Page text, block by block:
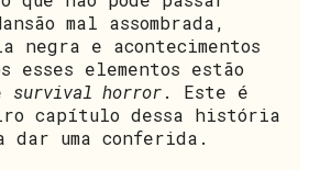
mal assombrada,
negra e acontecimentos
esses elementos estão
survival horror. Este é
capítulo dessa história
dar uma conferida.